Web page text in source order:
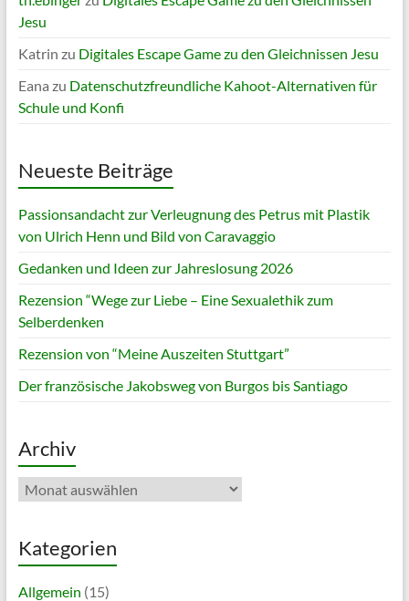
Jesu
Katrin zu Digitales Escape Game zu den Gleichnissen Jesu
Eana zu Datenschutzfreundliche Kahoot-Alternativen für
Schule und Konfi
Neueste Beiträge
Passionsandacht zur Verleugnung des Petrus mit Plastik
von Ulrich Henn und Bild von Caravaggio
Gedanken und Ideen zur Jahreslosung 2026
Rezension “Wege zur Liebe – Eine Sexualethik zum
Selberdenken
Rezension von “Meine Auszeiten Stuttgart”
Der französische Jakobsweg von Burgos bis Santiago
Archiv
Archiv
Kategorien
Allgemein (15)